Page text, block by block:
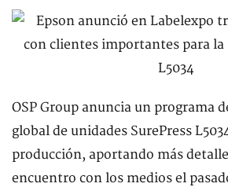
OSP Group anuncia un programa
global de unidades SurePress
producción, aportando más
encuentro con los medios el